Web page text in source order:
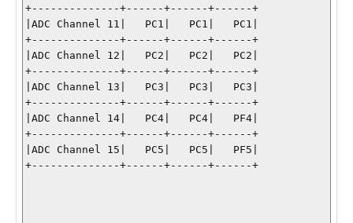
+--------------+------+------+------+
|ADC Channel 11|   PC1|   PC1|   PC1|
+--------------+------+------+------+
|ADC Channel 12|   PC2|   PC2|   PC2|
+--------------+------+------+------+
|ADC Channel 13|   PC3|   PC3|   PC3|
+--------------+------+------+------+
|ADC Channel 14|   PC4|   PC4|   PF4|
+--------------+------+------+------+
|ADC Channel 15|   PC5|   PC5|   PF5|
+--------------+------+------+------+